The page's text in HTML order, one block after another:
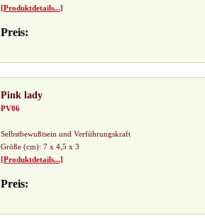
[Produktdetails...]
Preis:
Pink lady
PV06
Selbstbewußtsein und Verführungskraft
Größe (cm): 7 x 4,5 x 3
[Produktdetails...]
Preis: